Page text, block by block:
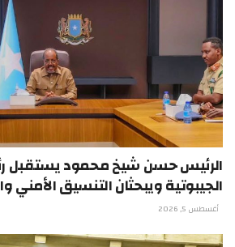
الرئيس حسن شيخ محمود يستقبل
الجيبوتية ويبحثان التنسيق
أغسطس 5, 2026